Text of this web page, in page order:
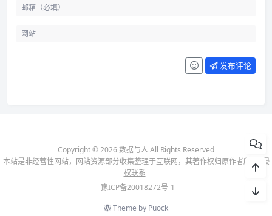
发布评论
Copyright © 2026 数据与人 All Rights Reserved
本站是非经营性网站，网站资源部分收集整理于互联网，其著作权归原作者所有-
侵
权联系
豫ICP备20018272号-1
Theme by Puock